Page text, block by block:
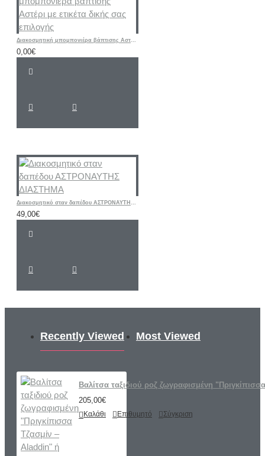
Διακοσμητική μπομπονιέρα βάπτισης Αστέρι με ετικέτα δικής σας επιλογής
0,00€
Διακοσμητικό σταν δαπέδου ΑΣΤΡΟΝΑΥΤΗΣ ΔΙΑΣΤΗΜΑ
49,00€
Recently Viewed Most Viewed
Βαλίτσα ταξιδιού ροζ ζωγραφισμένη
205,00€
Καλάθι Επιθυμητό Σύγκριση